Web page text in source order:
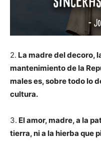
2. La madre del decoro,
mantenimiento de la
males es, sobre todo lo
cultura.
3. El amor, madre, a la
tierra, ni a la hierba que